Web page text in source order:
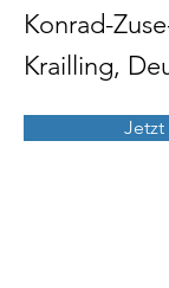
Konrad-
Krailling,
Jetzt